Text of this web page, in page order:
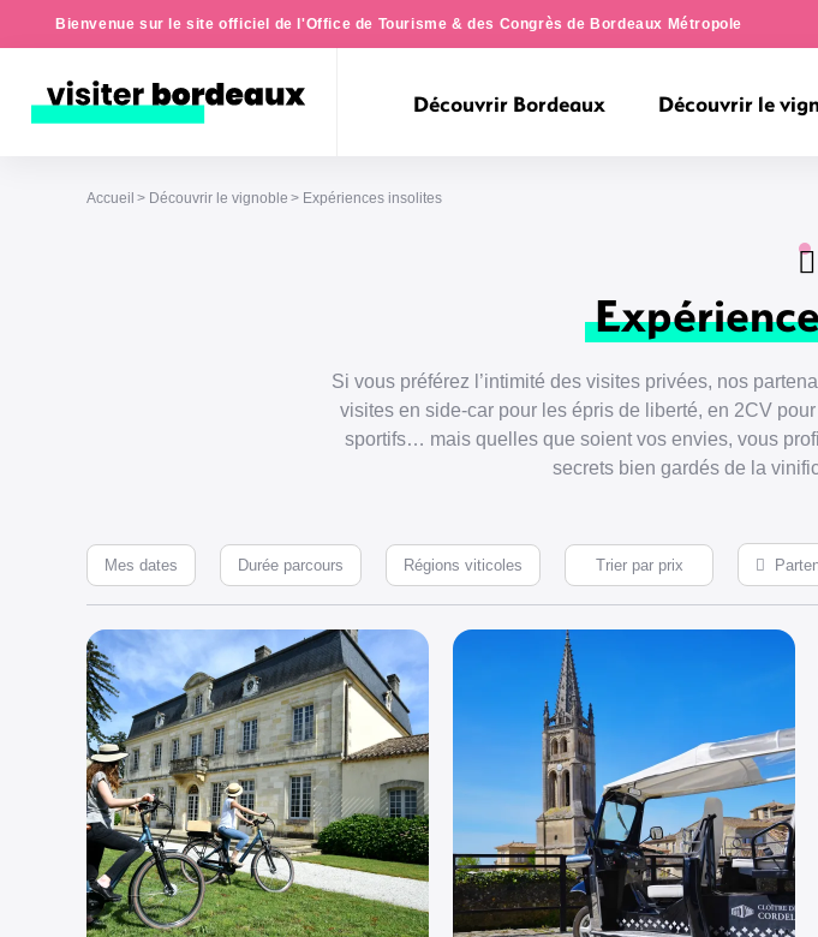
Bienvenue sur le site officiel de l'Office de Tourisme & des Congrès de Bordeaux Métropole
Découvrir Bordeaux Découvrir le
Accueil Découvrir le vignoble Expériences insolites
Si vous préférez l’intimité des visites privées, nos
visites en side-car pour les épris de liberté, en 2CV
sportifs… mais quelles que soient vos envies, vous
secrets bien gardés de la
Mes dates Durée parcours Régions viticoles